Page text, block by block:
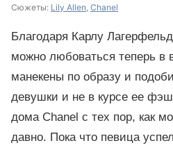
Сюжеты: Lily Allen, Chanel
Благодаря Карлу
можно любоваться теперь в
манекены по образу и
девушки и не в курсе ее
дома Chanel с тех пор, как
давно. Пока что певица